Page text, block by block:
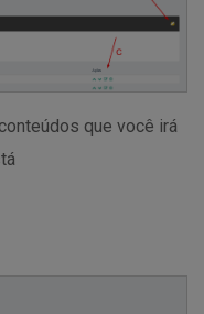
que você irá